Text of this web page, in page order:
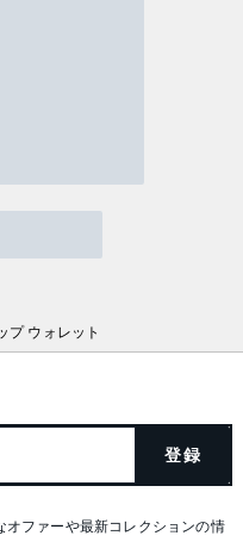
プ ウォレット
登録
ファーや最新コレクションの情